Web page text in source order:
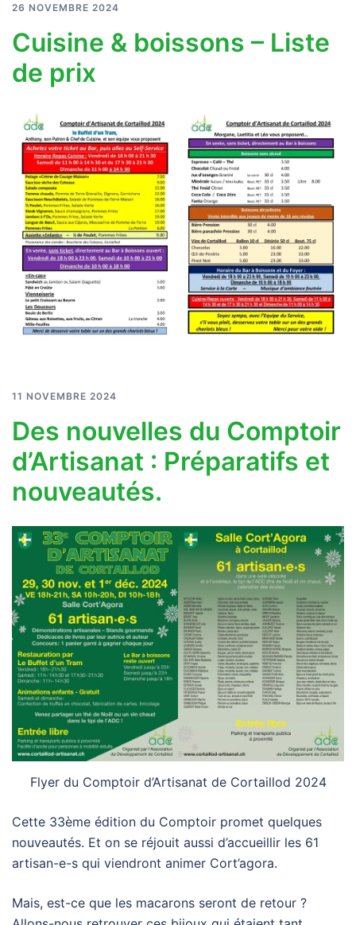
26 NOVEMBRE 2024
Cuisine & boissons – Liste
de prix
11 NOVEMBRE 2024
Des nouvelles du Comptoir
d’Artisanat : Préparatifs et
nouveautés.
Flyer du Comptoir d’Artisanat de Cortaillod 2024
Cette 33ème édition du Comptoir promet quelques
nouveautés. Et on se réjouit aussi d’accueillir les 61
artisan-e-s qui viendront animer Cort’agora.
Mais, est-ce que les macarons seront de retour ?